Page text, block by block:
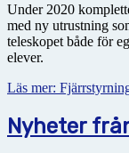
Under 2020
med ny utrustning
teleskopet både för
elever.
Läs mer:
Nyheter